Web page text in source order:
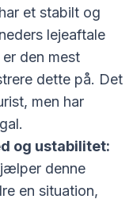
et stabilt og
lejeaftale
den mest
dette på. Det
men har
og ustabilitet:
denne
en situation,